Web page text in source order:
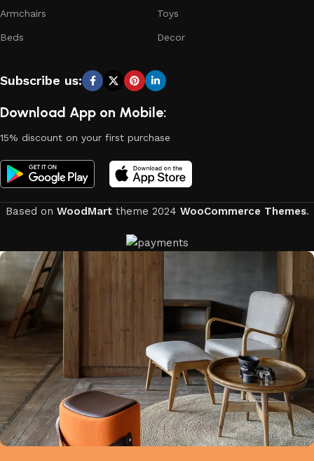
Armchairs
Beds
Toys
Decor
Subscribe us:
Download App on Mobile:
15% discount on your first purchase
Based on WoodMarttheme 2024 WooCommerce Themes.